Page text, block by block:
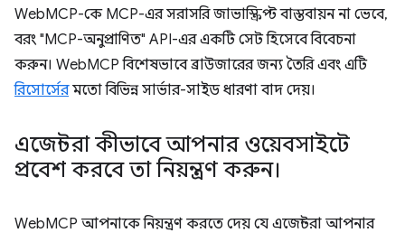
WebMCP-কে MCP-এর সরাসরি জাভাস্ক্রিপ্ট বাস্তবায়ন না ভেবে,
বরং "MCP-অনুপ্রাণিত" API-এর একটি সেট হিসেবে বিবেচনা
করুন। WebMCP বিশেষভাবে ব্রাউজারের জন্য তৈরি এবং এটি
রিসোর্সেরমতো বিভিন্ন সার্ভার-সাইড ধারণা বাদ দেয়।
এজেন্টরা কীভাবে আপনার ওয়েবসাইটে
প্রবেশ করবে তা নিয়ন্ত্রণ করুন।
WebMCP আপনাকে নিয়ন্ত্রণ করতে দেয় যে এজেন্টরা আপনার